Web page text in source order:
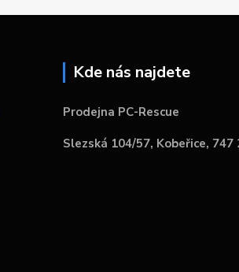
Kde nás najdete
Prodejna PC-Rescue
Slezská 104/57, Kobeřice, 747